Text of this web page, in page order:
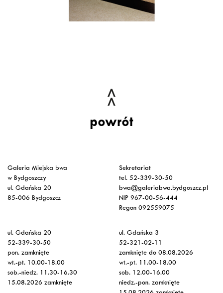
powrót
Galeria Miejska bwa
w Bydgoszczy
ul. Gdańska 20
85-006 Bydgoszcz
Sekretariat
tel. 52-339-30-50
bwa@galeriabwa.bydgoszcz.pl
NIP 967-00-56-444
Regon 092559075
ul. Gdańska 20
52-339-30-50
pon. zamknięte
wt.-pt. 10.00-18.00
sob.-niedz. 11.30-16.30
15.08.2026 zamknięte
ul. Gdańska 3
52-321-02-11
zamknięte do 08.08.2026
wt.-pt. 11.00-18.00
sob. 12.00-16.00
niedz.-pon. zamknięte